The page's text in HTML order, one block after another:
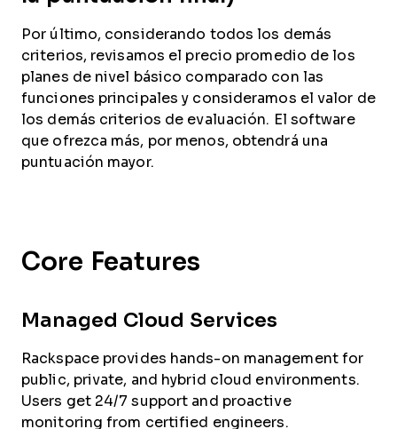
Por último, considerando todos los demás
criterios, revisamos el precio promedio de los
planes de nivel básico comparado con las
funciones principales y consideramos el valor de
los demás criterios de evaluación. El software
que ofrezca más, por menos, obtendrá una
puntuación mayor.
Core Features
Managed Cloud Services
Rackspace provides hands-on management for
public, private, and hybrid cloud environments.
Users get 24/7 support and proactive
monitoring from certified engineers.